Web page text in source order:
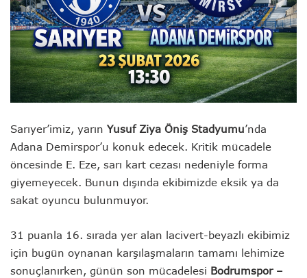
Sarıyer’imiz, yarın Yusuf Ziya Öniş Stadyumu’nda
Adana Demirspor’u konuk edecek. Kritik mücadele
öncesinde E. Eze, sarı kart cezası nedeniyle forma
giyemeyecek. Bunun dışında ekibimizde eksik ya da
sakat oyuncu bulunmuyor.
31 puanla 16. sırada yer alan lacivert-beyazlı ekibimiz
için bugün oynanan karşılaşmaların tamamı lehimize
sonuçlanırken, günün son mücadelesi Bodrumspor–